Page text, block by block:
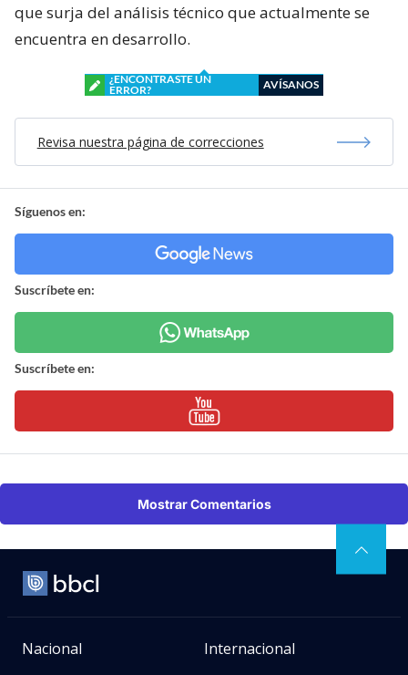
que surja del análisis técnico que actualmente se
encuentra en desarrollo.
¿ENCONTRASTE UN
ERROR?
AVÍSANOS
Revisa nuestra página de correcciones
Síguenos en:
Suscríbete en:
Suscríbete en:
Mostrar Comentarios
Nacional Internacional